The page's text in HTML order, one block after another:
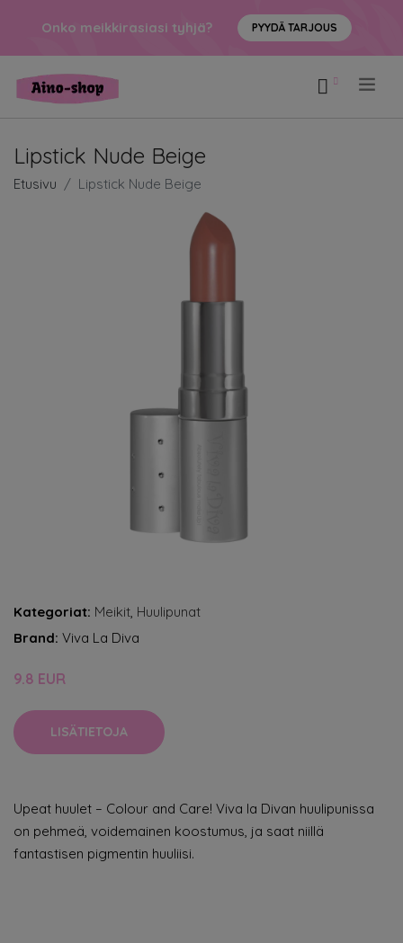
Onko meikkirasiasi tyhjä? PYYDÄ TARJOUS
Lipstick Nude Beige
Etusivu Lipstick Nude Beige
Kategoriat: Meikit, Huulipunat
Brand: Viva La Diva
9.8 EUR
LISÄTIETOJA
Upeat huulet – Colour and Care! Viva la Divan huulipunissa
on pehmeä, voidemainen koostumus, ja saat niillä
fantastisen pigmentin huuliisi.